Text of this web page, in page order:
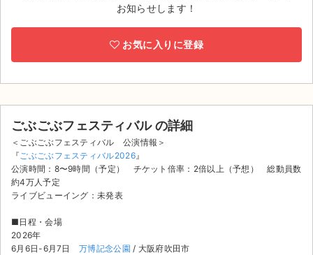
ご利用ガイド
手数料・お支払い方法
よくある質問
お知らせします！
お気に入りに登録
ごぶごぶフェスティバル の詳細
＜ごぶごぶフェスティバル 公演情報＞
『ごぶごぶフェスティバル2026』
公演時間：8〜9時間（予定） チケット倍率：2倍以上（予想） 総動員数
約4万人予定
ライブビューイング：未発表
■日程・会場
2026年
6月6日-6月7日万博記念公園 / 大阪府吹田市